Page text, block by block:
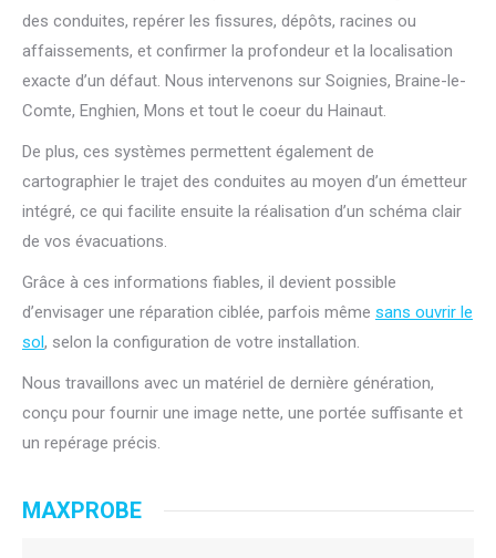
des conduites, repérer les fissures, dépôts, racines ou
affaissements, et confirmer la profondeur et la localisation
exacte d’un défaut. Nous intervenons sur Soignies, Braine-le-
Comte, Enghien, Mons et tout le coeur du Hainaut.
De plus, ces systèmes permettent également de
cartographier le trajet des conduites au moyen d’un émetteur
intégré, ce qui facilite ensuite la réalisation d’un schéma clair
de vos évacuations.
Grâce à ces informations fiables, il devient possible
d’envisager une réparation ciblée, parfois même sans ouvrir le
sol, selon la configuration de votre installation.
Nous travaillons avec un matériel de dernière génération,
conçu pour fournir une image nette, une portée suffisante et
un repérage précis.
MAXPROBE